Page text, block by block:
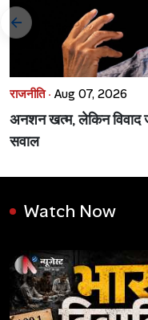
राजनीति · Aug 07, 2026
अनशन खत्म, लेकिन विवाद
सवाल
Watch Now